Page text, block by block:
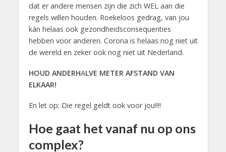
dat er andere mensen zijn die zich WEL aan die
regels willen houden. Roekeloos gedrag, van jou
kán helaas ook gezondheidsconsequenties
hebben voor anderen. Corona is helaas nog niet uit
de wereld en zeker ook nog niet uit Nederland.
HOUD ANDERHALVE METER AFSTAND VAN
ELKAAR!
En let op: Die regel geldt ook voor jou!!!!
Hoe gaat het vanaf nu op ons
complex?